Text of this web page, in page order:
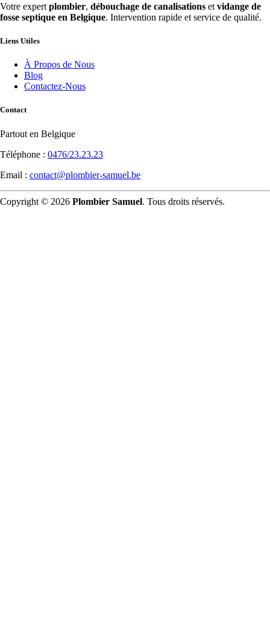
Votre expert plombier, débouchage de canalisations et vidange de
fosse septique en Belgique. Intervention rapide et service de qualité.
Liens Utiles
À Propos de Nous
Blog
Contactez-Nous
Contact
Partout en Belgique
Téléphone : 0476/23.23.23
Email : contact@plombier-samuel.be
Copyright © 2026 Plombier Samuel. Tous droits réservés.